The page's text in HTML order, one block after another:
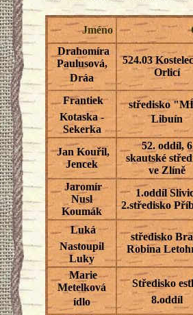
Jméno
Drahomíra
Paulusová,
Dráa
524.03
Orlicí
Frantiek
Kotaska -
Sekerka
středisko
Libuín
Jan Kouřil,
Jencek
52. oddíl,
skautské
ve Zlíně
Jaromír
Nusl
Koumák
1.oddíl
2.středisko
Luká
Nastoupil
Luky
středisko
Robina
Marie
Metelková
ídlo
Středisko
8.oddíl